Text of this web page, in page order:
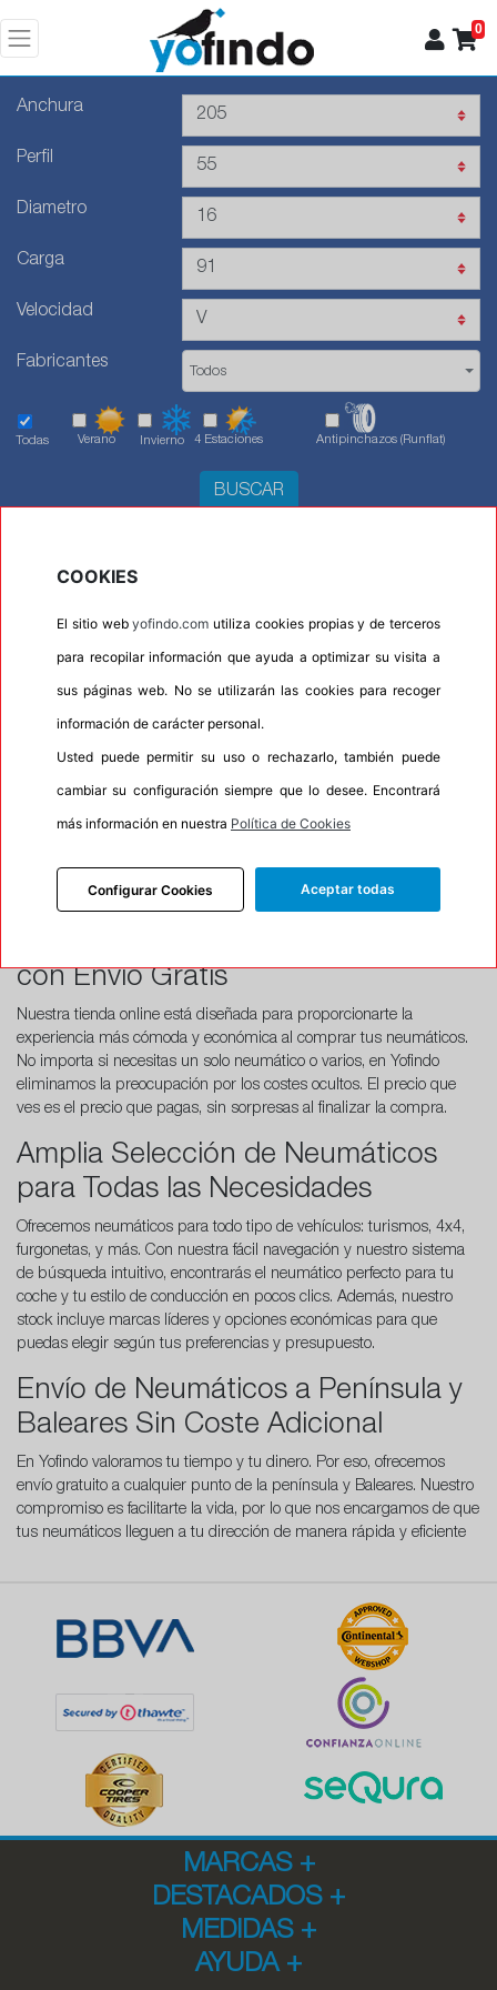
0
Anchura
Perfil
Diametro
Carga
Velocidad
Fabricantes
Todos
Todas Verano Invierno 4 Estaciones Antipinchazos (Runflat)
gastos de envío son completamente GRATUITOSen península y
neumáticos adquiridos. El coste del envío será 0 para envíos en
península y Baleares.
¿Buscas neumáticos de calidad a precios asequibles y con la
comodidad de recibirlos directamente en tu casa sin costes extra?
¡Tu búsqueda termina aquí! En Yofindo, nos enorgullecemos de
la ventaja añadida de que los gastos de envío son completamente
cero, sin importar el importe de tu pedido ni la cantidad de
neumáticos que necesites.
con Envío Gratis
Nuestra tienda online está diseñada para proporcionarte la
experiencia más cómoda y económica al comprar tus neumáticos.
No importa si necesitas un solo neumático o varios, en Yofindo
eliminamos la preocupación por los costes ocultos. El precio que
ves es el precio que pagas, sin sorpresas al finalizar la compra.
Amplia Selección de Neumáticos
para Todas las Necesidades
Ofrecemos neumáticos para todo tipo de vehículos: turismos, 4x4,
furgonetas, y más. Con nuestra fácil navegación y nuestro sistema
de búsqueda intuitivo, encontrarás el neumático perfecto para tu
coche y tu estilo de conducción en pocos clics. Además, nuestro
stock incluye marcas líderes y opciones económicas para que
puedas elegir según tus preferencias y presupuesto.
Envío de Neumáticos a Península y
Baleares Sin Coste Adicional
En Yofindo valoramos tu tiempo y tu dinero. Por eso, ofrecemos
envío gratuito a cualquier punto de la península y Baleares. Nuestro
compromiso es facilitarte la vida, por lo que nos encargamos de que
tus neumáticos lleguen a tu dirección de manera rápida y eficiente
MARCAS +
DESTACADOS +
MEDIDAS +
AYUDA +
COOKIES
El sitio webyofindo.com utiliza cookies propias y de terceros
para recopilar información que ayuda a optimizar su visita a
sus páginas web. No se utilizarán las cookies para recoger
información de carácter personal.
Usted puede permitir su uso o rechazarlo, también puede
cambiar su configuración siempre que lo desee. Encontrará
más información en nuestra Política de Cookies
Configurar Cookies Aceptar todas